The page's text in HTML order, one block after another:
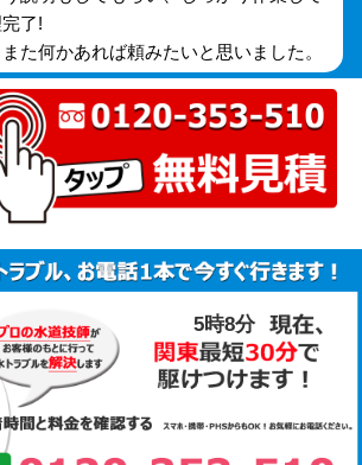
了!
た何かあれば頼みたいと思いました。
5時8分